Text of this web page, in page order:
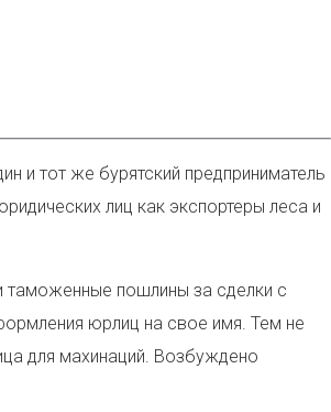
и тот же бурятский предприниматель
лиц как экспортеры леса и
таможенные пошлины за сделки с
юрлиц на свое имя. Тем не
для махинаций. Возбуждено